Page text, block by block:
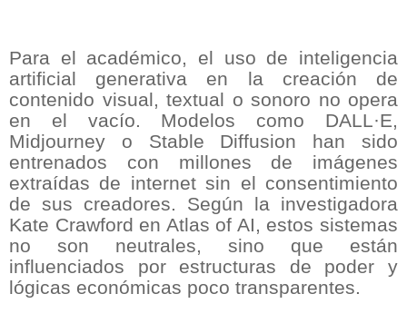
Para el académico, el uso de inteligencia
artificial generativa en la creación de
contenido visual, textual o sonoro no opera
en el vacío. Modelos como DALL·E,
Midjourney o Stable Diffusion han sido
entrenados con millones de imágenes
extraídas de internet sin el consentimiento
de sus creadores. Según la investigadora
Kate Crawford en Atlas of AI, estos sistemas
no son neutrales, sino que están
influenciados por estructuras de poder y
lógicas económicas poco transparentes.